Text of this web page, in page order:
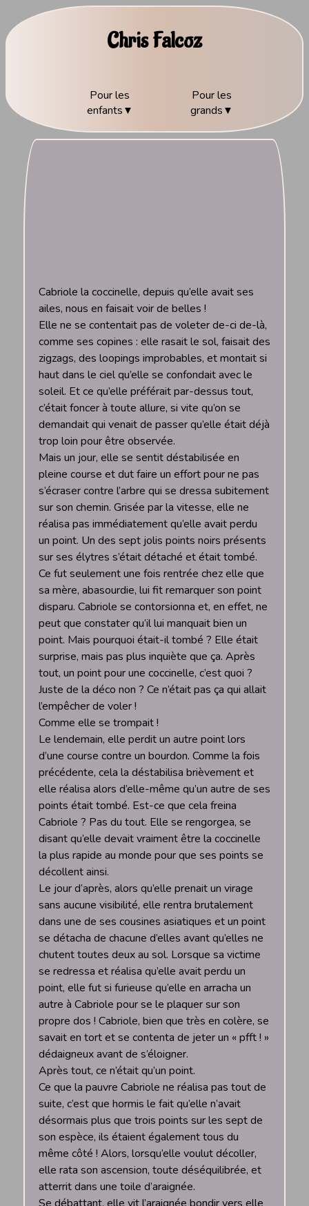
Chris Falcoz
Pour les
enfants
Pour les
grands
Cabriole la coccinelle, depuis qu’elle avait ses
ailes, nous en faisait voir de belles !
Elle ne se contentait pas de voleter de-ci de-là,
comme ses copines : elle rasait le sol, faisait des
zigzags, des loopings improbables, et montait si
haut dans le ciel qu’elle se confondait avec le
soleil. Et ce qu’elle préférait par-dessus tout,
c’était foncer à toute allure, si vite qu’on se
demandait qui venait de passer qu’elle était déjà
trop loin pour être observée.
Mais un jour, elle se sentit déstabilisée en
pleine course et dut faire un effort pour ne pas
s’écraser contre l’arbre qui se dressa subitement
sur son chemin. Grisée par la vitesse, elle ne
réalisa pas immédiatement qu’elle avait perdu
un point. Un des sept jolis points noirs présents
sur ses élytres s’était détaché et était tombé.
Ce fut seulement une fois rentrée chez elle que
sa mère, abasourdie, lui fit remarquer son point
disparu. Cabriole se contorsionna et, en effet, ne
peut que constater qu’il lui manquait bien un
point. Mais pourquoi était-il tombé ? Elle était
surprise, mais pas plus inquiète que ça. Après
tout, un point pour une coccinelle, c’est quoi ?
Juste de la déco non ? Ce n’était pas ça qui allait
l’empêcher de voler !
Comme elle se trompait !
Le lendemain, elle perdit un autre point lors
d’une course contre un bourdon. Comme la fois
précédente, cela la déstabilisa brièvement et
elle réalisa alors d’elle-même qu’un autre de ses
points était tombé. Est-ce que cela freina
Cabriole ? Pas du tout. Elle se rengorgea, se
disant qu’elle devait vraiment être la coccinelle
la plus rapide au monde pour que ses points se
décollent ainsi.
Le jour d’après, alors qu’elle prenait un virage
sans aucune visibilité, elle rentra brutalement
dans une de ses cousines asiatiques et un point
se détacha de chacune d’elles avant qu’elles ne
chutent toutes deux au sol. Lorsque sa victime
se redressa et réalisa qu’elle avait perdu un
point, elle fut si furieuse qu’elle en arracha un
autre à Cabriole pour se le plaquer sur son
propre dos ! Cabriole, bien que très en colère, se
savait en tort et se contenta de jeter un « pfft ! »
dédaigneux avant de s’éloigner.
Après tout, ce n’était qu’un point.
Ce que la pauvre Cabriole ne réalisa pas tout de
suite, c’est que hormis le fait qu’elle n’avait
désormais plus que trois points sur les sept de
son espèce, ils étaient également tous du
même côté ! Alors, lorsqu’elle voulut décoller,
elle rata son ascension, toute déséquilibrée, et
atterrit dans une toile d’araignée.